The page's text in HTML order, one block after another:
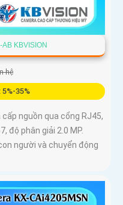
KBVISION
hệ
5%-35%
nguồn qua cổng RJ45,
độ phân giải 2.0 MP.
người và chuyển động